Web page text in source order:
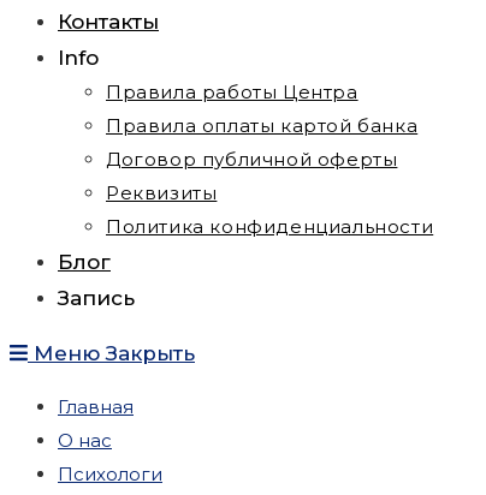
Контакты
Info
Правила работы Центра
Правила оплаты картой банка
Договор публичной оферты
Реквизиты
Политика конфиденциальности
Блог
Запись
Меню Закрыть
Главная
О нас
Психологи